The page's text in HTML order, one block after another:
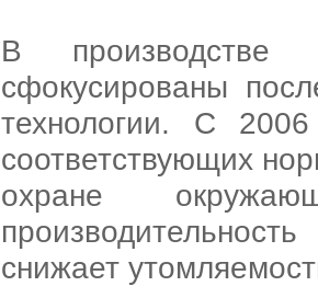
В производстве
сфокусированы
технологии. С
соответствующих
охране
снижает